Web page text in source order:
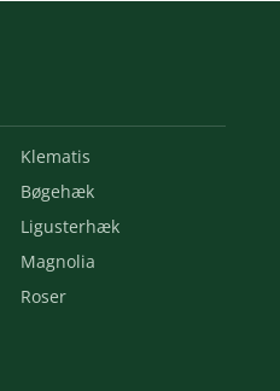
Klematis
Bøgehæk
Ligusterhæk
Magnolia
Roser